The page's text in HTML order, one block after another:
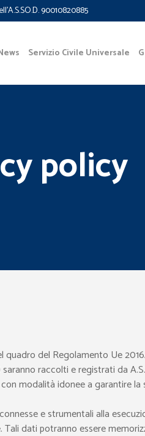
90010820885
Servizio Civile Universale
policy
del Regolamento Ue
raccolti e registrati da
modalità idonee a garantire la
e strumentali alla
dati potranno essere